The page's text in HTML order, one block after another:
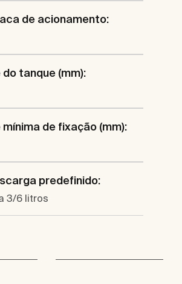
de acionamento:
tanque (mm):
de fixação (mm):
predefinido:
3/6 litros